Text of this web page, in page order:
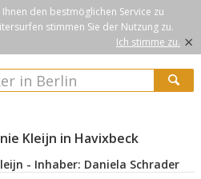
den bestmöglichen Service zu
stimmen Sie der Nutzung zu.
Ich stimme zu. ×
Kleijn in Havixbeck
- Inhaber: Daniela Schrader